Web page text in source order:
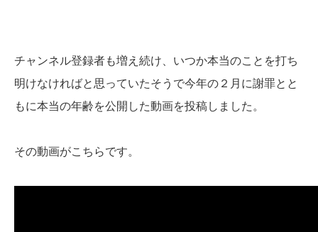
チャンネル登録者も増え続け、いつか本当のことを打ち
明けなければと思っていたそうで今年の２月に謝罪とと
もに本当の年齢を公開した動画を投稿しました。
その動画がこちらです。